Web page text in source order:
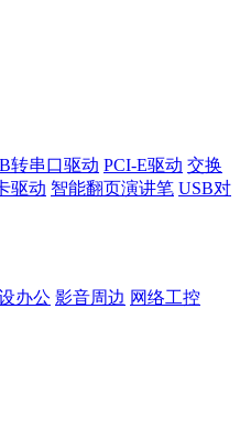
转串口驱动 PCI-E驱动 交换
驱动 智能翻页演讲笔 USB对
办公 影音周边 网络工控